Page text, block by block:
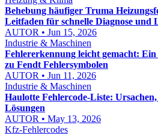
Behebung häufiger Truma
Leitfaden für schnelle Diagnose und
AUTOR • Jun 15, 2026
Industrie & Maschinen
Fehlererkennung leicht gemacht: Ein
zu Fendt Fehlersymbolen
AUTOR • Jun 11, 2026
Industrie & Maschinen
Haulotte Fehlercode-Liste:
Lösungen
AUTOR • May 13, 2026
Kfz-Fehlercodes